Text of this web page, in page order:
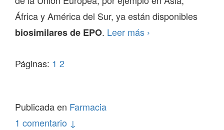
África y América del Sur, ya están disponibles
biosimilares de EPO. Leer más Imitadores
›
Páginas: 1 2
Publicada en Farmacia
1 comentario ↓